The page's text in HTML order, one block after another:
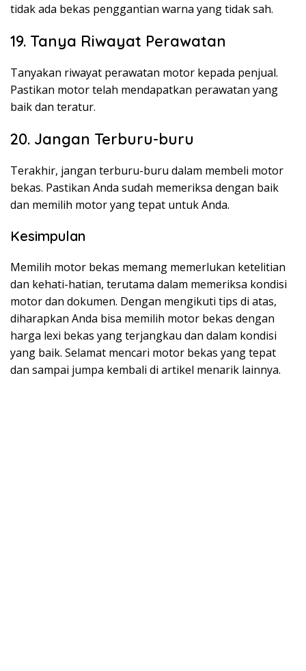
tidak ada bekas penggantian warna yang tidak sah.
19. Tanya Riwayat Perawatan
Tanyakan riwayat perawatan motor kepada penjual.
Pastikan motor telah mendapatkan perawatan yang
baik dan teratur.
20. Jangan Terburu-buru
Terakhir, jangan terburu-buru dalam membeli motor
bekas. Pastikan Anda sudah memeriksa dengan baik
dan memilih motor yang tepat untuk Anda.
Kesimpulan
Memilih motor bekas memang memerlukan ketelitian
dan kehati-hatian, terutama dalam memeriksa kondisi
motor dan dokumen. Dengan mengikuti tips di atas,
diharapkan Anda bisa memilih motor bekas dengan
harga lexi bekas yang terjangkau dan dalam kondisi
yang baik. Selamat mencari motor bekas yang tepat
dan sampai jumpa kembali di artikel menarik lainnya.